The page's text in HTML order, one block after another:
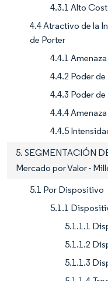
4.3.1 Alto
4.4 Atractivo de la
de Porter
4.4.1
4.4.2 Poder
4.4.3 Poder
4.4.4
4.4.5
5. SEGMENTACIÓN
Mercado por Valor -
5.1 Por Dispositivo
5.1.1
5.1.1.1
5.1.1.2
5.1.1.3